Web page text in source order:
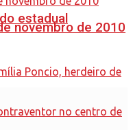
estadual
novembro de 2010